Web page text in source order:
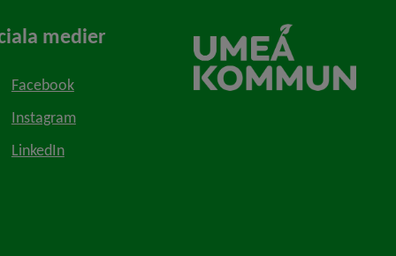
medier
Facebook
Instagram
LinkedIn